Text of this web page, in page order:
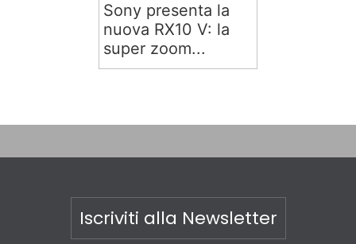
Sony presenta la
nuova RX10 V: la
super zoom...
Iscriviti alla Newsletter